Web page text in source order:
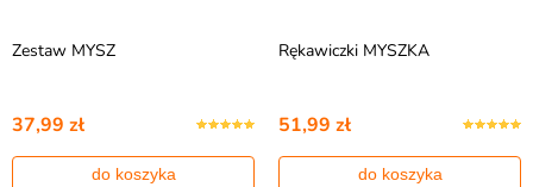
Zestaw MYSZ
37,99 zł
do koszyka
Rękawiczki MYSZKA
51,99 zł
do koszyka